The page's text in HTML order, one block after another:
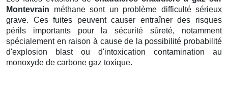
Montevrain méthane sont un problème difficulté sérieux
grave. Ces fuites peuvent causer entraîner des risques
périls importants pour la sécurité sûreté, notamment
spécialement en raison à cause de la possibilité probabilité
d'explosion blast ou d'intoxication contamination au
monoxyde de carbone gaz toxique.